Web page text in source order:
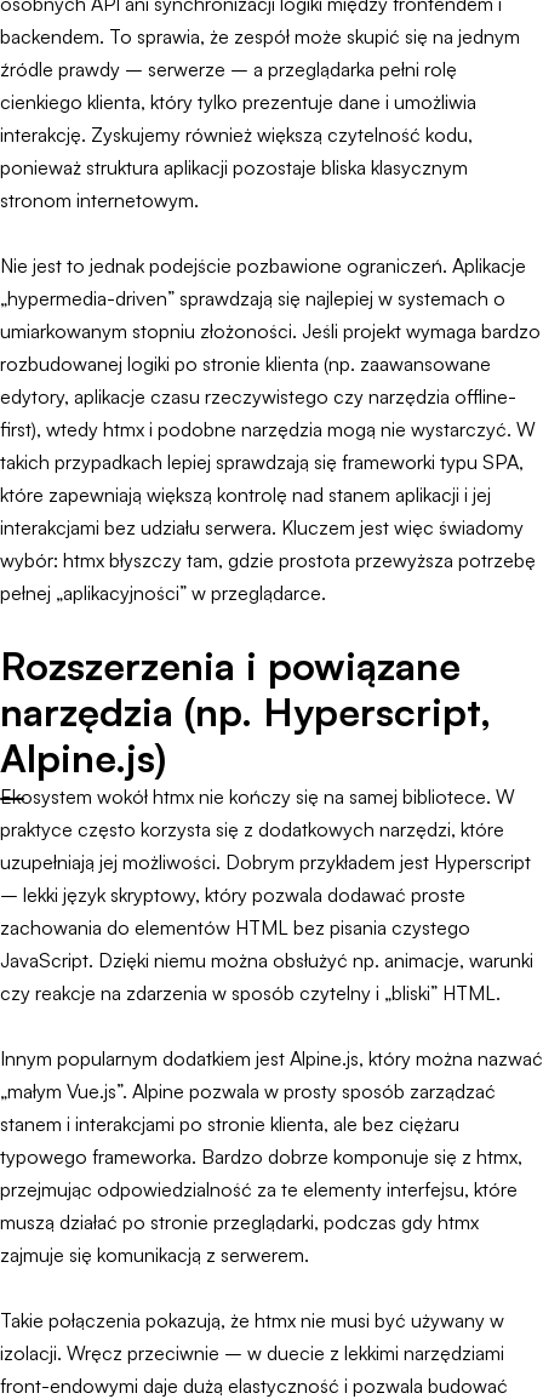
backendem. To sprawia, że zespół może skupić się na jednym
źródle prawdy – serwerze – a przeglądarka pełni rolę
cienkiego klienta, który tylko prezentuje dane i umożliwia
interakcję. Zyskujemy również większą czytelność kodu,
ponieważ struktura aplikacji pozostaje bliska klasycznym
stronom internetowym.
Nie jest to jednak podejście pozbawione ograniczeń. Aplikacje
„hypermedia-driven” sprawdzają się najlepiej w systemach o
umiarkowanym stopniu złożoności. Jeśli projekt wymaga bardzo
rozbudowanej logiki po stronie klienta (np. zaawansowane
edytory, aplikacje czasu rzeczywistego czy narzędzia offline-
first), wtedy htmx i podobne narzędzia mogą nie wystarczyć. W
takich przypadkach lepiej sprawdzają się frameworki typu SPA,
które zapewniają większą kontrolę nad stanem aplikacji i jej
interakcjami bez udziału serwera. Kluczem jest więc świadomy
wybór: htmx błyszczy tam, gdzie prostota przewyższa potrzebę
pełnej „aplikacyjności” w przeglądarce.
Rozszerzenia i powiązane
narzędzia (np. Hyperscript,
Alpine.js)
Ekosystem wokół htmx nie kończy się na samej bibliotece. W
praktyce często korzysta się z dodatkowych narzędzi, które
uzupełniają jej możliwości. Dobrym przykładem jest Hyperscript
– lekki język skryptowy, który pozwala dodawać proste
zachowania do elementów HTML bez pisania czystego
JavaScript. Dzięki niemu można obsłużyć np. animacje, warunki
czy reakcje na zdarzenia w sposób czytelny i „bliski” HTML.
Innym popularnym dodatkiem jest Alpine.js, który można nazwać
„małym Vue.js”. Alpine pozwala w prosty sposób zarządzać
stanem i interakcjami po stronie klienta, ale bez ciężaru
typowego frameworka. Bardzo dobrze komponuje się z htmx,
przejmując odpowiedzialność za te elementy interfejsu, które
muszą działać po stronie przeglądarki, podczas gdy htmx
zajmuje się komunikacją z serwerem.
Takie połączenia pokazują, że htmx nie musi być używany w
izolacji. Wręcz przeciwnie – w duecie z lekkimi narzędziami
front-endowymi daje dużą elastyczność i pozwala budować